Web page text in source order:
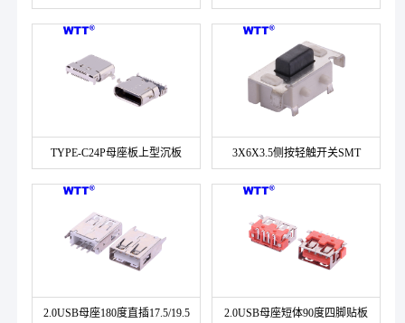
冶金六小脚
TYPE-C24P母座板上型沉板
L=8.65-10.0MM
3X6X3.5侧按轻触开关SMT
2.0USB母座180度直插17.5/19.5 2.0USB母座短体90度四脚贴板